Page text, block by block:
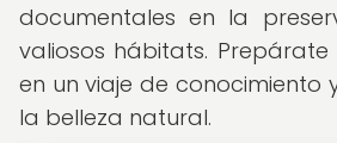
documentales en la
valiosos hábitats.
en un viaje de conocimiento
la belleza natural.